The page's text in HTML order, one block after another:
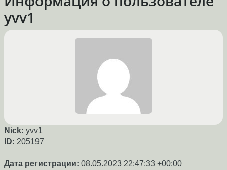
yvv1
Nick: yvv1
ID: 205197
Дата регистрации: 08.05.2023 22:47:33 +00:00